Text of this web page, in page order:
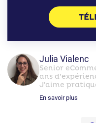
Julia Vialenc
Senior
ans
J'aime
En savoir plus